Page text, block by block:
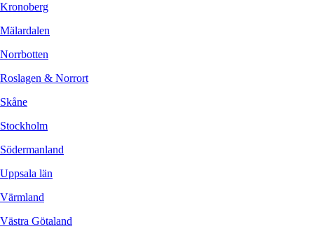
Kronoberg
Mälardalen
Norrbotten
Roslagen & Norrort
Skåne
Stockholm
Södermanland
Uppsala län
Värmland
Västra Götaland